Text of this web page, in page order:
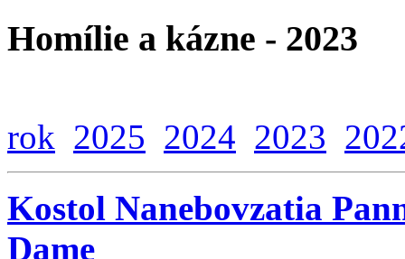
Homílie a kázne - 2023
rok 2025 2024 2023
Kostol Nanebovzatia
Dame